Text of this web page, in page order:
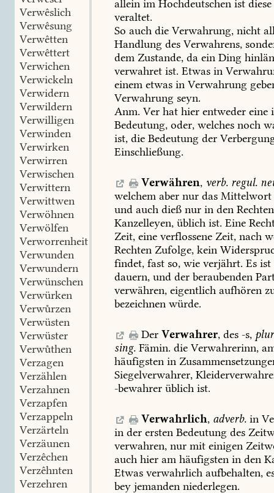
Verwêslich
Verwêsung
Verwêtten
Verwêttert
Verwichen
Verwickeln
Verwidern
Verwildern
Verwilligen
Verwinden
Verwirken
Verwirren
Verwischen
Verwittern
Verwittwen
Verwöhnen
Verwölfen
Verworrenheit
Verwunden
Verwundern
Verwünschen
Verwürken
Verwůrzen
Verwüsten
Verwüster
Verwůthen
Verzagen
Verzählen
Verzahnen
Verzapfen
Verzappeln
Verzärteln
Verzäunen
Verzêchen
Verzêhnten
Verzehren
allein im Hochdeutschen ist diese
veraltet.
So auch die Verwahrung, nicht
Handlung des Verwahrens,
dem Zustande, da ein Ding
verwahret ist. Etwas in
einem etwas in Verwahrung
Verwahrung seyn.
Anm. Ver hat hier entweder eine
Bedeutung, oder, welches noch
ist, die Bedeutung der
Einschließung.
Verwähren, verb.regul.
welchem aber nur das Mittelwort
und auch dieß nur in den Rechten
Kanzelleyen, üblich ist. Eine
Zeit, eine verflossene Zeit, nach
Rechten Zufolge, kein
findet, fast so, wie verjährt. Es ist
dauern, und der beraubenden
verwähren, eigentlich aufhören
bezeichnen würde.
Der Verwahrer,des-s,
sing. Fämin. die Verwahrerinn,
häufigsten in
Siegelverwahrer,
-bewahrer üblich ist.
Verwahrlich, adverb.in
in der ersten Bedeutung des
verwahren, nur mit einigen
auch hier am häufigsten in den
Etwas verwahrlich aufbehalten,
bey jemanden niederlegen.